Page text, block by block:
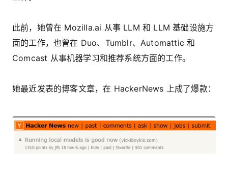
此前，她曾在 Mozilla.ai 从事 LLM 和 LLM 基础设施方
面的工作，也曾在 Duo、Tumblr、Automattic 和
Comcast 从事机器学习和推荐系统方面的工作。
她最近发表的博客文章，在 HackerNews 上成了爆款：